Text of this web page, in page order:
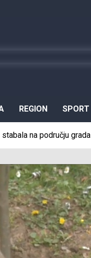
REGION SPORT
na području grada